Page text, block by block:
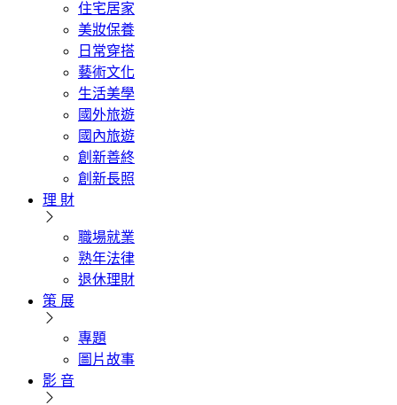
住宅居家
美妝保養
日常穿搭
藝術文化
生活美學
國外旅遊
國內旅遊
創新善終
創新長照
理 財
職場就業
熟年法律
退休理財
策 展
專題
圖片故事
影 音